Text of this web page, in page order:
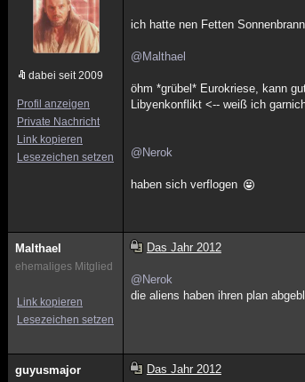
dabei seit 2009
Profil anzeigen
Private Nachricht
Link kopieren
Lesezeichen setzen
ich hatte nen Fetten
@Malthael
öhm *grübel* Eurokriese, kann
Libyenkonflikt <-- weiß ich
@Nerok
haben sich verflogen
Malthael
ehemaliges Mitglied
Link kopieren
Lesezeichen setzen
Das Jahr 2012
@Nerok
die aliens haben ihren plan
guyusmajor Das Jahr 2012